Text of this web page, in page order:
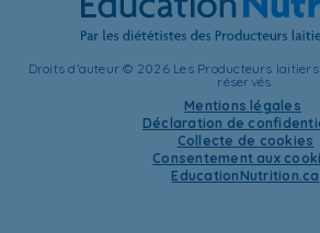
Droits d’auteur © 2026 Les Producteurs
réservés.
Mentions légales
Déclaration de
Collecte de cookies
Consentement aux
EducationNutrition.ca